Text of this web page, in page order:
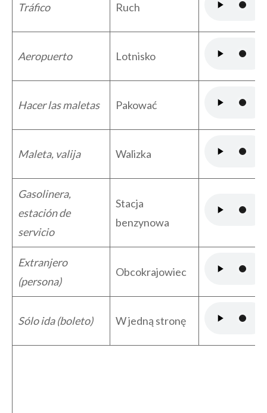
Tráfico Ruch
Aeropuerto Lotnisko
Hacer las maletas Pakować
Maleta, valija Walizka
Gasolinera,
estación de
servicio
Stacja
benzynowa
Extranjero
(persona)
Obcokrajowiec
Sólo ida (boleto) W jedną stronę